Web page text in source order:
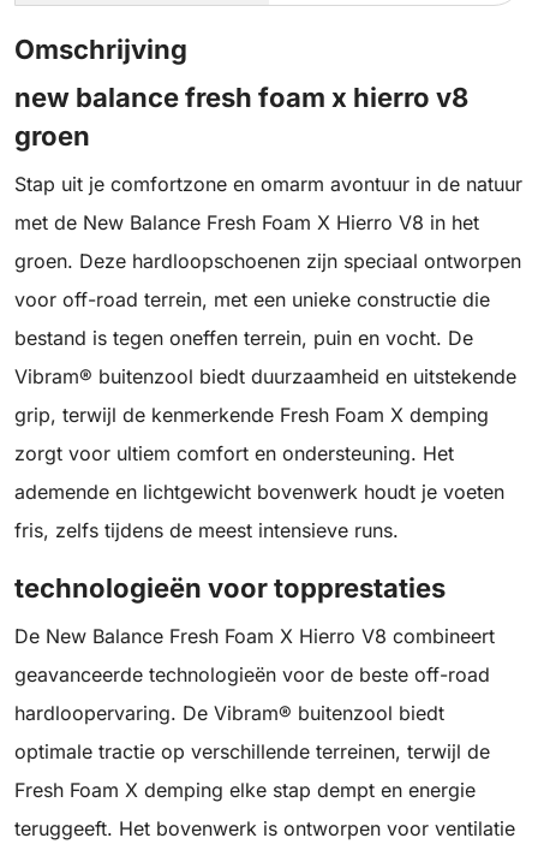
Omschrijving
new balance fresh foam x hierro v8
groen
Stap uit je comfortzone en omarm avontuur in de natuur
met de New Balance Fresh Foam X Hierro V8 in het
groen. Deze hardloopschoenen zijn speciaal ontworpen
voor off-road terrein, met een unieke constructie die
bestand is tegen oneffen terrein, puin en vocht. De
Vibram® buitenzool biedt duurzaamheid en uitstekende
grip, terwijl de kenmerkende Fresh Foam X demping
zorgt voor ultiem comfort en ondersteuning. Het
ademende en lichtgewicht bovenwerk houdt je voeten
fris, zelfs tijdens de meest intensieve runs.
technologieën voor topprestaties
De New Balance Fresh Foam X Hierro V8 combineert
geavanceerde technologieën voor de beste off-road
hardloopervaring. De Vibram® buitenzool biedt
optimale tractie op verschillende terreinen, terwijl de
Fresh Foam X demping elke stap dempt en energie
teruggeeft. Het bovenwerk is ontworpen voor ventilatie